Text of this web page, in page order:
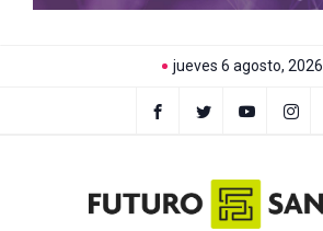
jueves 6 agosto, 2026